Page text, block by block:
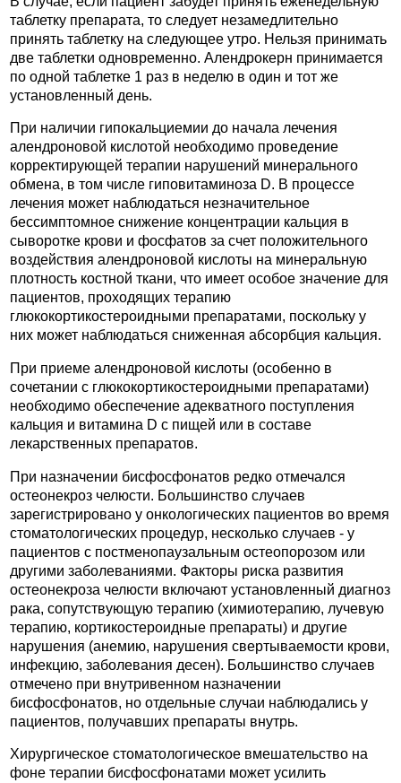
таблетку препарата, то следует незамедлительно
принять таблетку на следующее утро. Нельзя принимать
две таблетки одновременно. Алендрокерн принимается
по одной таблетке 1 раз в неделю в один и тот же
установленный день.
При наличии гипокальциемии до начала лечения
алендроновой кислотой необходимо проведение
корректирующей терапии нарушений минерального
обмена, в том числе гиповитаминоза D. В процессе
лечения может наблюдаться незначительное
бессимптомное снижение концентрации кальция в
сыворотке крови и фосфатов за счет положительного
воздействия алендроновой кислоты на минеральную
плотность костной ткани, что имеет особое значение для
пациентов, проходящих терапию
глюкокортикостероидными препаратами, поскольку у
них может наблюдаться сниженная абсорбция кальция.
При приеме алендроновой кислоты (особенно в
сочетании с глюкокортикостероидными препаратами)
необходимо обеспечение адекватного поступления
кальция и витамина D с пищей или в составе
лекарственных препаратов.
При назначении бисфосфонатов редко отмечался
остеонекроз челюсти. Большинство случаев
зарегистрировано у онкологических пациентов во время
стоматологических процедур, несколько случаев - у
пациентов с постменопаузальным остеопорозом или
другими заболеваниями. Факторы риска развития
остеонекроза челюсти включают установленный диагноз
рака, сопутствующую терапию (химиотерапию, лучевую
терапию, кортикостероидные препараты) и другие
нарушения (анемию, нарушения свертываемости крови,
инфекцию, заболевания десен). Большинство случаев
отмечено при внутривенном назначении
бисфосфонатов, но отдельные случаи наблюдались у
пациентов, получавших препараты внутрь.
Хирургическое стоматологическое вмешательство на
фоне терапии бисфосфонатами может усилить